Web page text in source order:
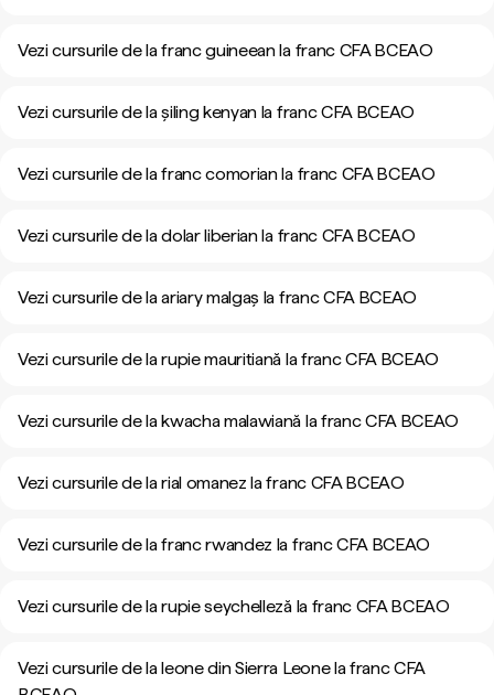
Vezi cursurile de la franc guineean la franc CFA BCEAO
Vezi cursurile de la șiling kenyan la franc CFA BCEAO
Vezi cursurile de la franc comorian la franc CFA BCEAO
Vezi cursurile de la dolar liberian la franc CFA BCEAO
Vezi cursurile de la ariary malgaș la franc CFA BCEAO
Vezi cursurile de la rupie mauritiană la franc CFA BCEAO
Vezi cursurile de la kwacha malawiană la franc CFA BCEAO
Vezi cursurile de la rial omanez la franc CFA BCEAO
Vezi cursurile de la franc rwandez la franc CFA BCEAO
Vezi cursurile de la rupie seychelleză la franc CFA BCEAO
Vezi cursurile de la leone din Sierra Leone la franc CFA